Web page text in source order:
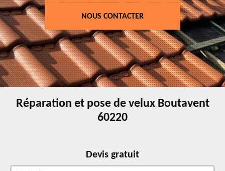
NOUS CONTACTER
Réparation et pose de velux Boutavent
60220
Devis gratuit